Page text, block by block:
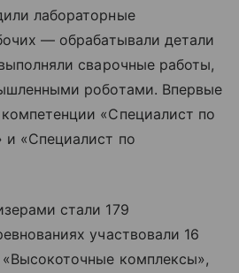
лабораторные
— обрабатывали детали
сварочные работы,
роботами. Впервые
«Специалист по
и «Специалист по
стали 179
участвовали 16
комплексы»,